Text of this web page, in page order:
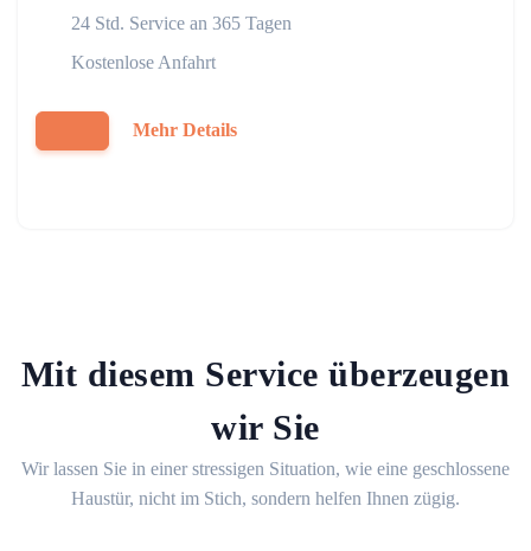
24 Std. Service an 365 Tagen
Kostenlose Anfahrt
Mehr Details
Mit diesem Service überzeugen
wir Sie
Wir lassen Sie in einer stressigen Situation, wie eine geschlossene
Haustür, nicht im Stich, sondern helfen Ihnen zügig.